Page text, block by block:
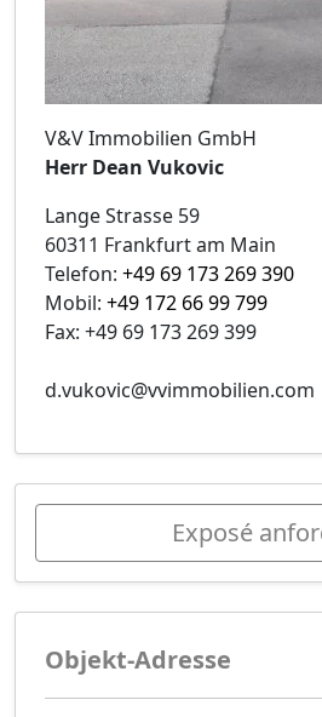
V&V Immobilien GmbH
Herr Dean Vukovic
Lange Strasse 59
60311 Frankfurt am Main
Telefon: +49 69 173 269 390
Mobil: +49 172 66 99 799
Fax: +49 69 173 269 399
d.vukovic@vvimmobilien.com
Exposé
Objekt-Adresse